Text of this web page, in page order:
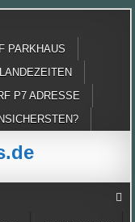
PARKHAUS
P7 ADRESSE